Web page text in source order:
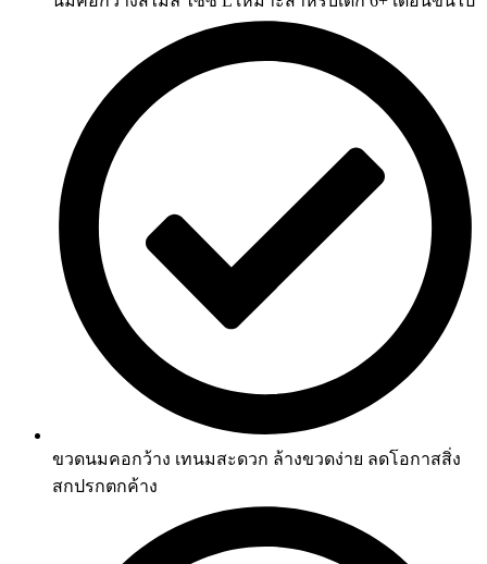
ขวดนมคอกว้าง เทนมสะดวก ล้างขวดง่าย ลดโอกาสสิ่ง
สกปรกตกค้าง